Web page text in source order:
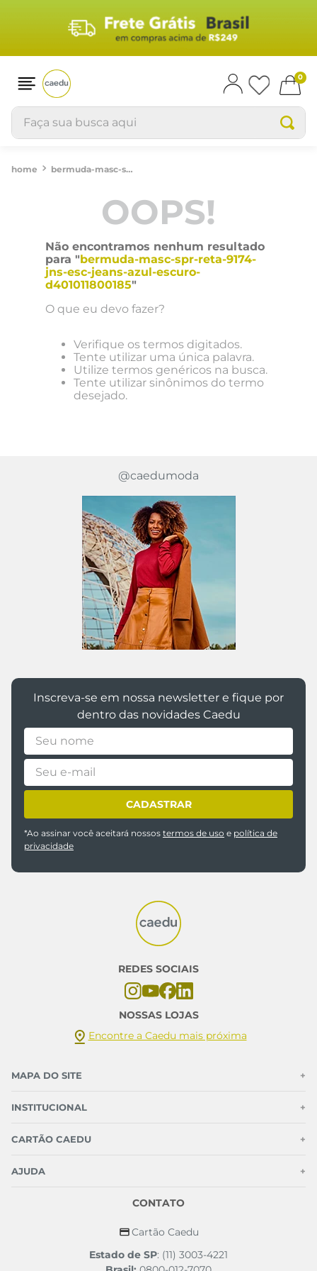
0
Faça sua busca aqui
bermuda-masc-spr-reta-9174-jns-esc-jeans-azul-escuro-d401011800185
OOPS!
Não encontramos nenhum resultado
para "bermuda-masc-spr-reta-9174-
jns-esc-jeans-azul-escuro-
d401011800185"
O que eu devo fazer?
Verifique os termos digitados.
Tente utilizar uma única palavra.
Utilize termos genéricos na busca.
Tente utilizar sinônimos do termo
desejado.
@caedumoda
Inscreva-se em nossa newsletter e fique por
dentro das novidades Caedu
CADASTRAR
*Ao assinar você aceitará nossos termos de uso e política de
privacidade
REDES SOCIAIS
NOSSAS LOJAS
Encontre a Caedu mais próxima
MAPA DO SITE +
INSTITUCIONAL +
CARTÃO CAEDU +
AJUDA +
CONTATO
Cartão Caedu
Estado de SP: (11) 3003-4221